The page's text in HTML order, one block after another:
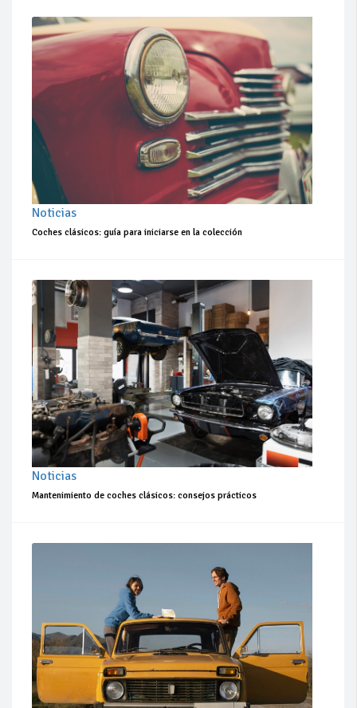
Noticias
Coches clásicos: guía para iniciarse en la colección
Noticias
Mantenimiento de coches clásicos: consejos prácticos